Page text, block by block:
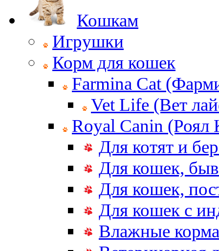
Кошкам
Игрушки
Корм для кошек
Farmina Cat
Vet Life (Вет
Royal Canin (Роял
Для котят и
Для кошек,
Для кошек,
Для кошек с
Влажные